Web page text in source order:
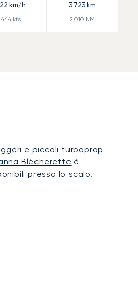
km/h
444 kts
3.723km
2.010 NM
e piccoli turboprop
Blécherette è
presso lo scalo.